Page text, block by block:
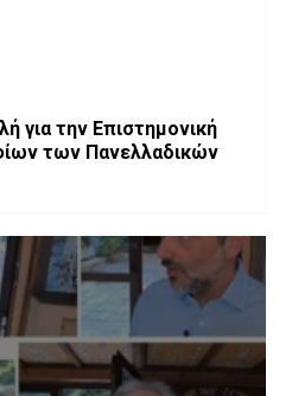
για την Επιστημονική
των Πανελλαδικών